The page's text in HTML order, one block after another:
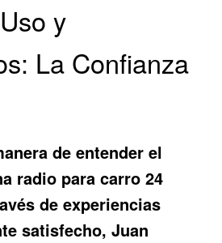
y
La Confianza
de entender el
radio para carro 24
de experiencias
satisfecho, Juan